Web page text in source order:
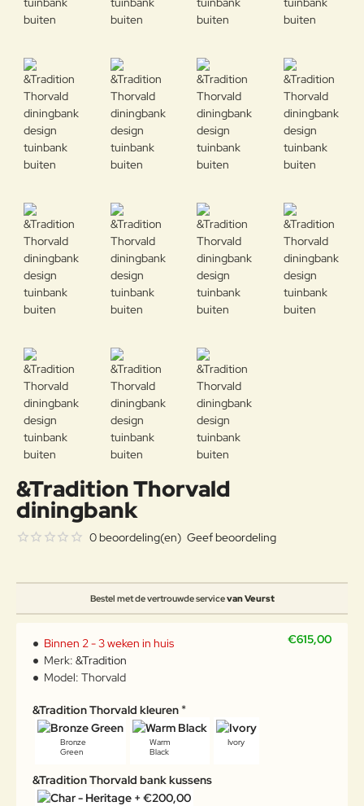
&Tradition Thorvald
diningbank
Bestel met de vertrouwde servicevan Veurst
0 beoordeling(en) Geef beoordeling
€615,00
Binnen 2 - 3 weken in huis
Merk: &Tradition
Model: Thorvald
&Tradition Thorvald kleuren
Bronze
Green
Warm
Black
Ivory
&Tradition Thorvald bank kussens